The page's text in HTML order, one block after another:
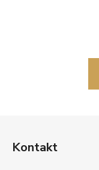
Kontakt